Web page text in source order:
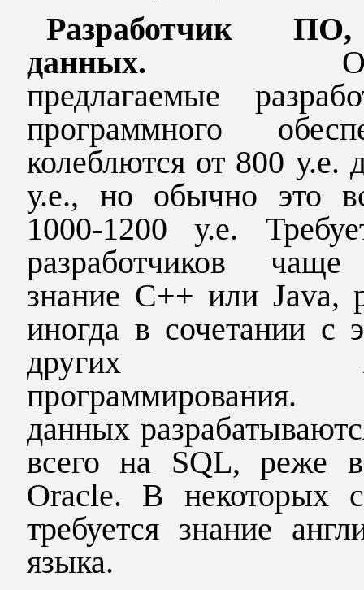
Разработчик
данных.
предлагаемые
программного
колеблются от 800 у.е.
у.е., но обычно это
1000-1200 у.е.
разработчиков
знание C++ или Java,
иногда в сочетании с
других
данных
всего на SQL, реже
Oracle. В некоторых
требуется знание
языка.